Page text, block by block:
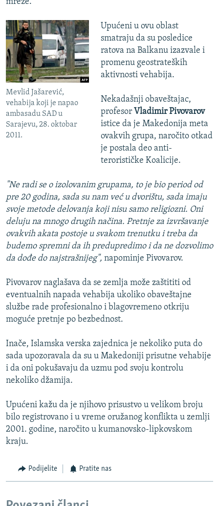
mreže.
Mevlid Jašarević,
vehabija koji je napao
ambasadu SAD u
Sarajevu, 28. oktobar
2011.
Upućeni u ovu oblast
smatraju da su posledice
ratova na Balkanu izazvale i
promenu geostrateških
aktivnosti vehabija.
Nekadašnji obaveštajac,
profesorVladimir Pivovarov
istice da je Makedonija meta
ovakvih grupa, naročito otkad
je postala deo anti-
terorističke Koalicije.
"Ne radi se o izolovanim grupama, to je bio period od
pre 20 godina, sada su nam već u dvorištu, sada imaju
svoje metode delovanja koji nisu samo religiozni. Oni
deluju na mnogo drugih načina. Pretnje za izvršavanje
ovakvih akata postoje u svakom trenutku i treba da
budemo spremni da ih predupredimo i da ne dozvolimo
da dođe do najstrašnijeg", napominje Pivovarov.
Pivovarov naglašava da se zemlja može zaštititi od
eventualnih napada vehabija ukoliko obaveštajne
službe rade profesionalno i blagovremeno otkriju
moguće pretnje po bezbednost.
Inače, Islamska verska zajednica je nekoliko puta do
sada upozoravala da su u Makedoniji prisutne vehabije
i da oni pokušavaju da uzmu pod svoju kontrolu
nekoliko džamija.
Upućeni kažu da je njihovo prisustvo u velikom broju
bilo registrovano i u vreme oružanog konflikta u zemlji
2001. godine, naročito u kumanovsko-lipkovskom
kraju.
Podijelite Pratite nas